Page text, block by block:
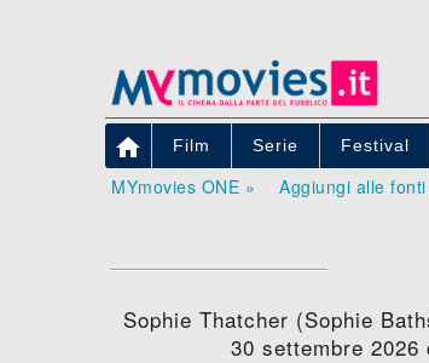
 Film Serie Festival
MYmovies ONE » Aggiungi alle
Sophie Thatcher (Sophie
30 settembre